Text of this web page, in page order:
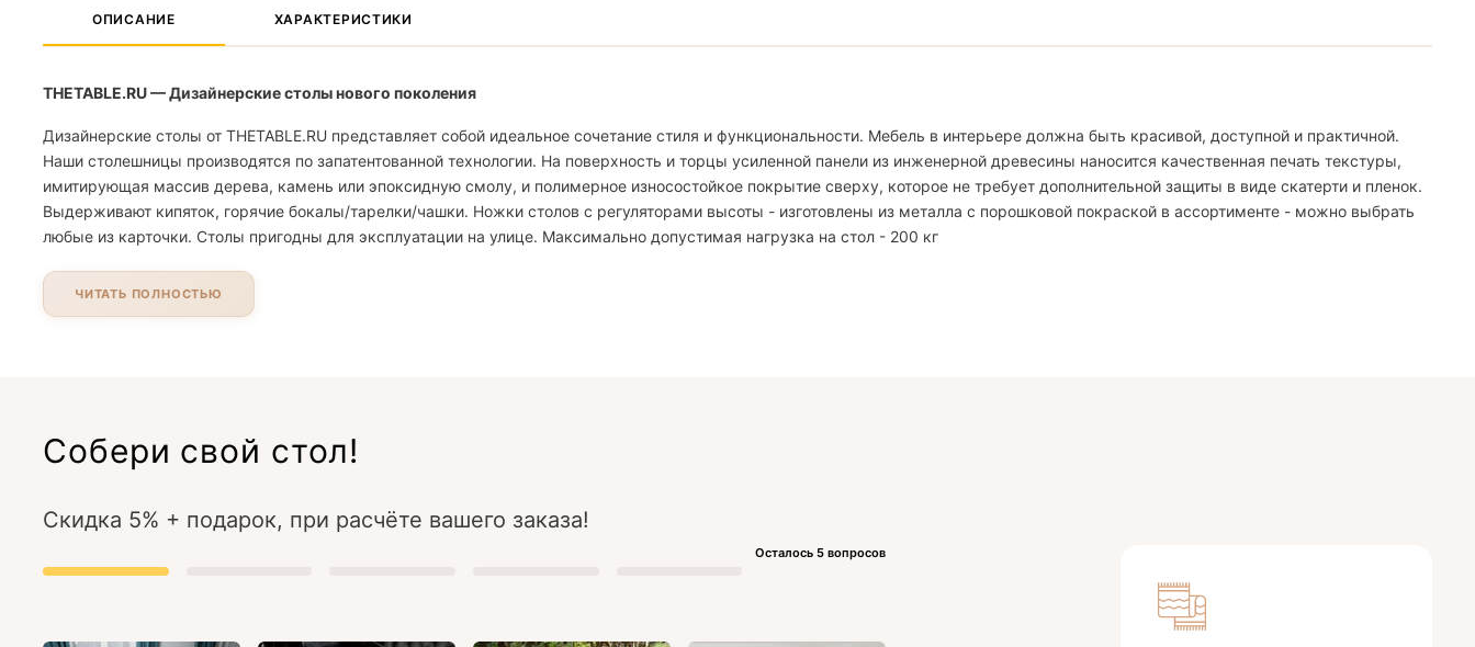
ОПИСАНИЕ ХАРАКТЕРИСТИКИ
THETABLE.RU — Дизайнерские столы нового поколения
Дизайнерские столы от THETABLE.RU представляет собой идеальное сочетание стиля и функциональности. Мебель в интерьере должна быть красивой, доступной и практичной.
Наши столешницы производятся по запатентованной технологии. На поверхность и торцы усиленной панели из инженерной древесины наносится качественная печать текстуры,
имитирующая массив дерева, камень или эпоксидную смолу, и полимерное износостойкое покрытие сверху, которое не требует дополнительной защиты в виде скатерти и пленок.
Выдерживают кипяток, горячие бокалы/тарелки/чашки. Ножки столов с регуляторами высоты - изготовлены из металла с порошковой покраской в ассортименте - можно выбрать
любые из карточки. Столы пригодны для эксплуатации на улице. Максимально допустимая нагрузка на стол - 200 кг
ЧИТАТЬ ПОЛНОСТЬЮ
Собери свой стол!
Скидка 5% + подарок, при расчёте вашего заказа!
Осталось 5 вопросов